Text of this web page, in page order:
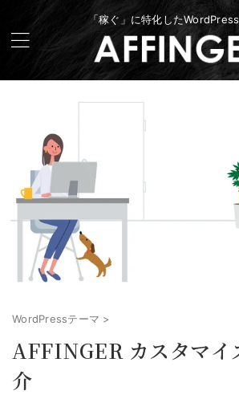
「稼ぐ」に特化した
WordPressテーマ >
AFFINGER カスタマイ
介